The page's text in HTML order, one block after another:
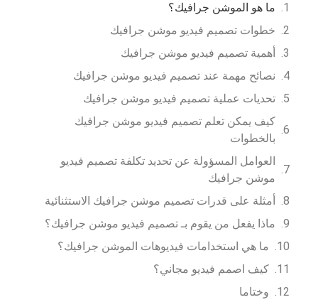
ما هو الموشن جرافيك؟
خطوات تصميم فيديو موشن جرافيك
أهمية تصميم فيديو موشن جرافيك
نصائح مهمة عند تصميم فيديو موشن جرافيك
تحديات عملية تصميم فيديو موشن جرافيك
كيف يمكن تعلم تصميم فيديو موشن جرافيك
بالخطوات
العوامل المسؤولة عن تحديد تكلفة تصميم فيديو
موشن جرافيك
أمثلة على قدرات تصميم موشن جرافيك الاستثنائية
ماذا يفعل من يقوم بـ تصميم فيديو موشن جرافيك؟
ما هي استخدامات فيديوهات الموشن جرافيك؟
كيف اصمم فيديو مجاني؟
وختاما